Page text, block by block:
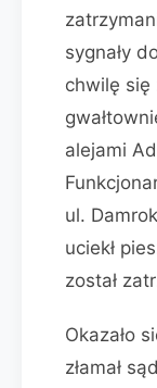
sygnały
chwilę się
alejami
ul.
uciekł
został
Okazało
złamał